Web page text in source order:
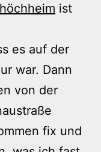
ist
es auf der
war. Dann
von der
fix und